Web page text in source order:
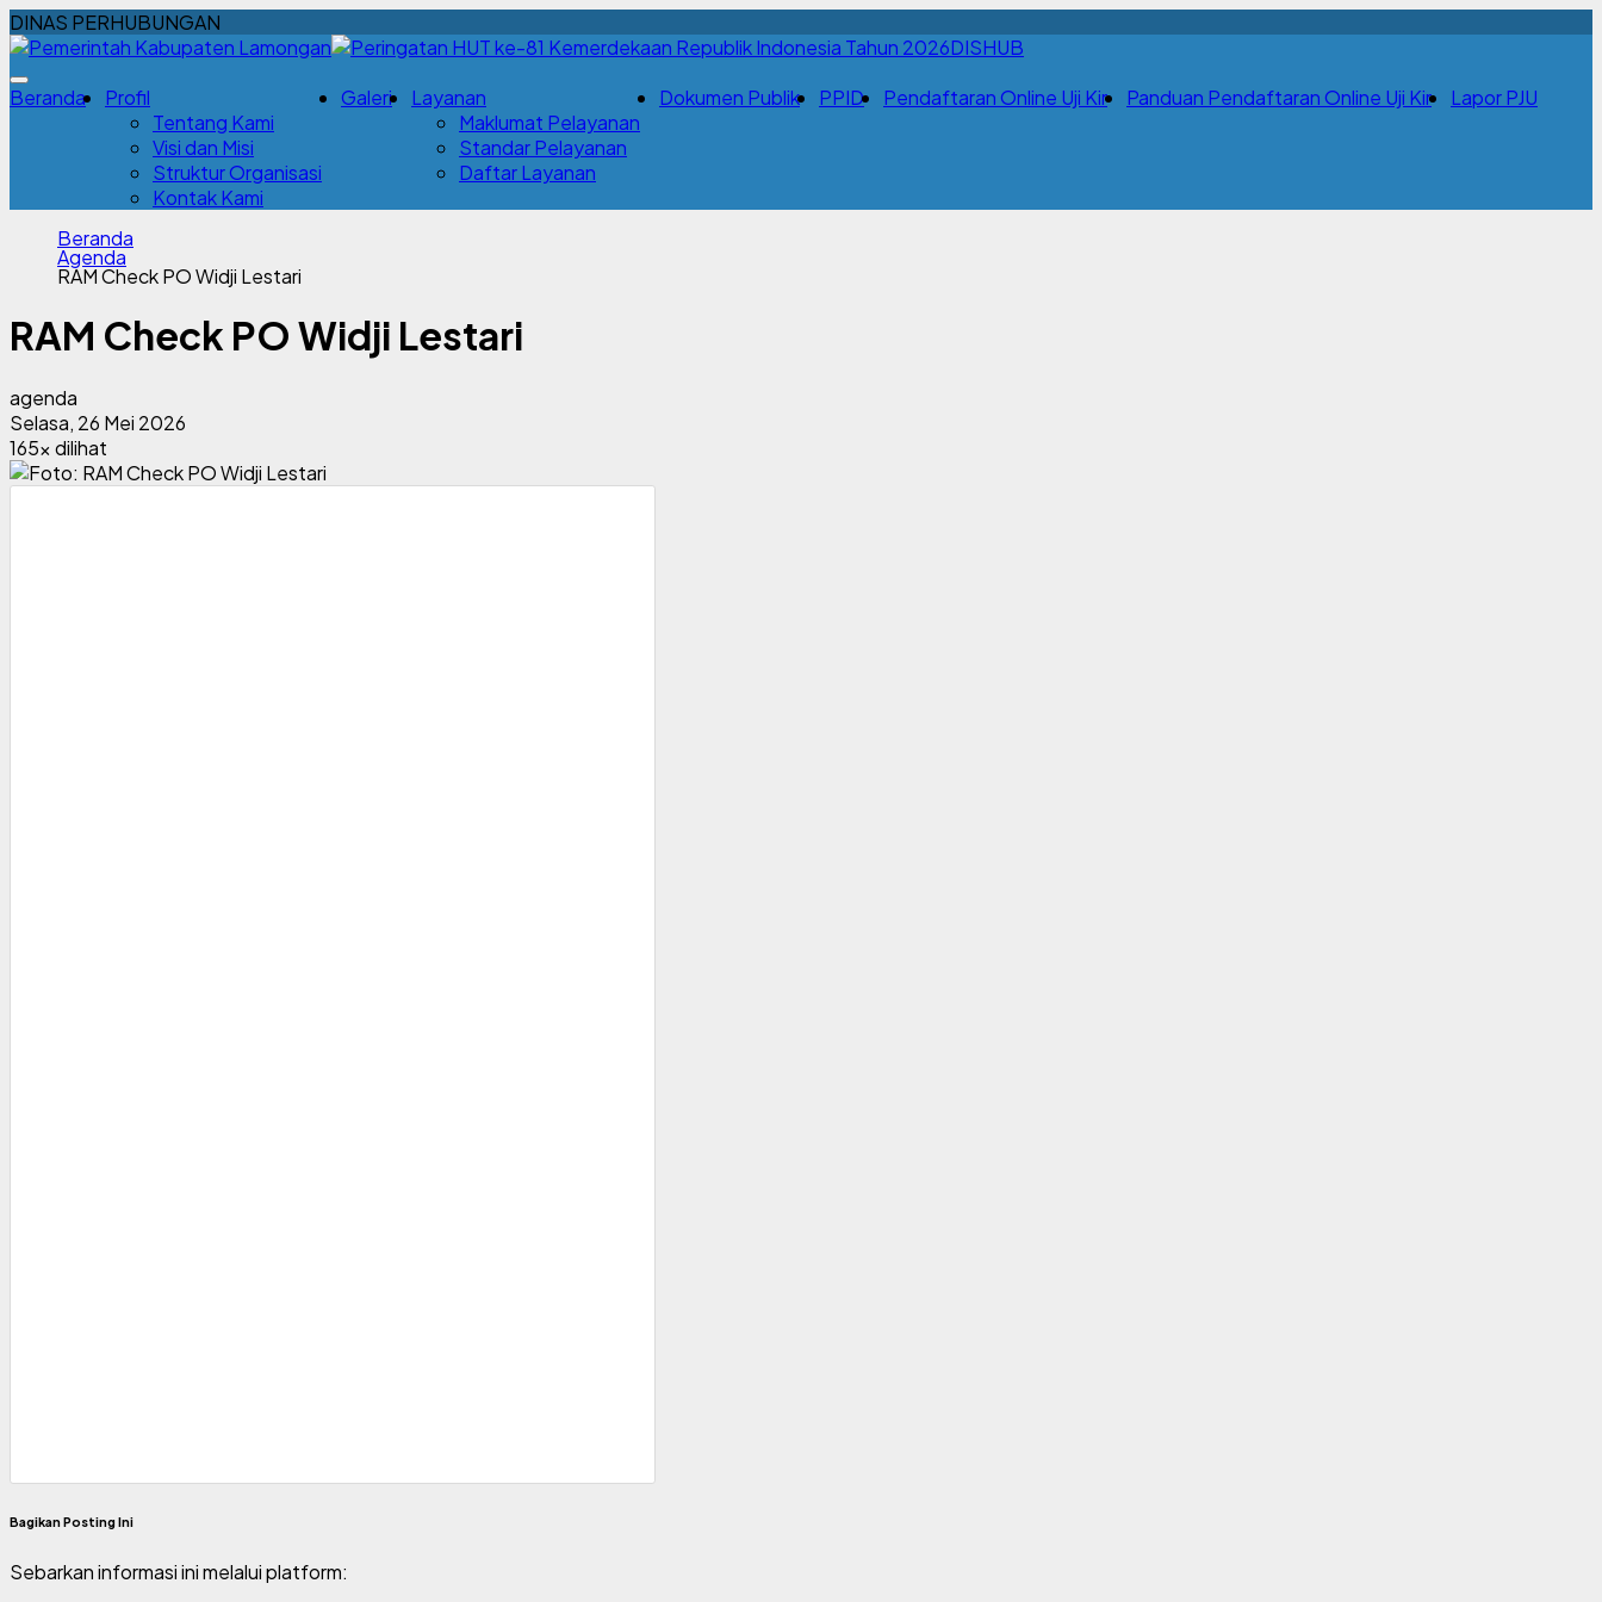
DINAS PERHUBUNGAN
DISHUB
Beranda
Profil
Tentang Kami
Visi dan Misi
Struktur Organisasi
Kontak Kami
Galeri
Layanan
Maklumat Pelayanan
Standar Pelayanan
Daftar Layanan
Dokumen Publik PPID Pendaftaran Online Uji Kir Panduan Pendaftaran Online Uji Kir Lapor PJU
Beranda
Agenda
RAM Check PO Widji Lestari
RAM Check PO Widji Lestari
agenda
Selasa, 26 Mei 2026
165x dilihat
Bagikan Posting Ini
Sebarkan informasi ini melalui platform: